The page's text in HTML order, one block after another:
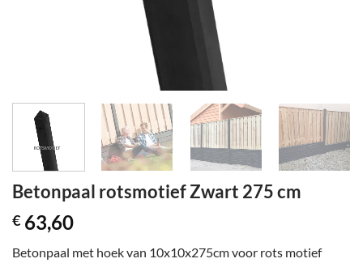
Betonpaal rotsmotief Zwart 275 cm
€ 63,60
Betonpaal met hoek van 10x10x275cm voor rots motief